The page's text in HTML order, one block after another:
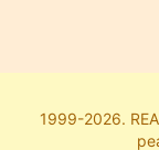
1999-2026.